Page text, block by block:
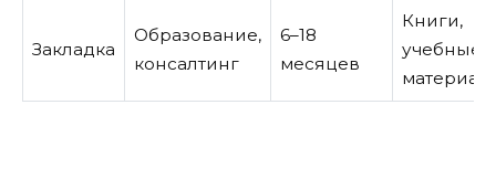
Закладка
Образование,
консалтинг
6–18
месяцев
Книги,
учебные